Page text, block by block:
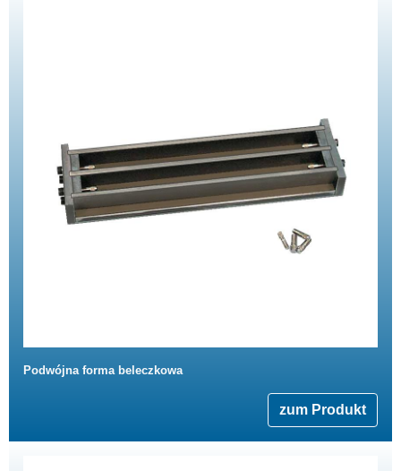
Podwójna forma beleczkowa
zum Produkt